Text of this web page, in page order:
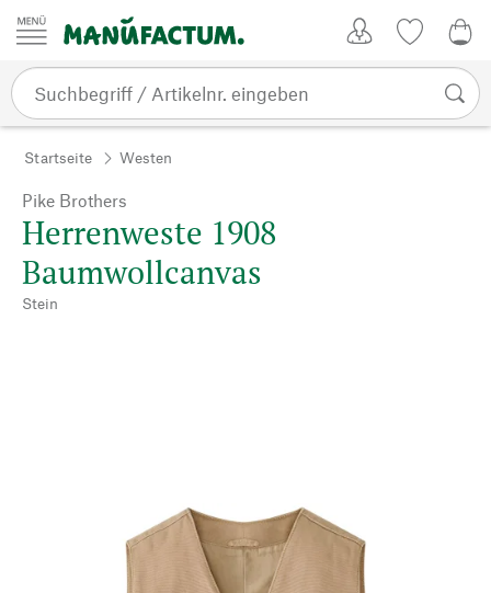
Zum Inhalt springen
Startseite Westen
Pike Brothers
Herrenweste 1908
Baumwollcanvas
Stein